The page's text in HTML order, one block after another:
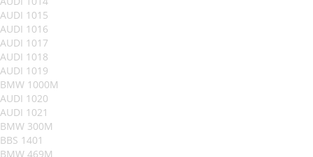
AUDI 1015
AUDI 1016
AUDI 1017
AUDI 1018
AUDI 1019
BMW 1000M
AUDI 1020
AUDI 1021
BMW 300M
BBS 1401
BMW 469M